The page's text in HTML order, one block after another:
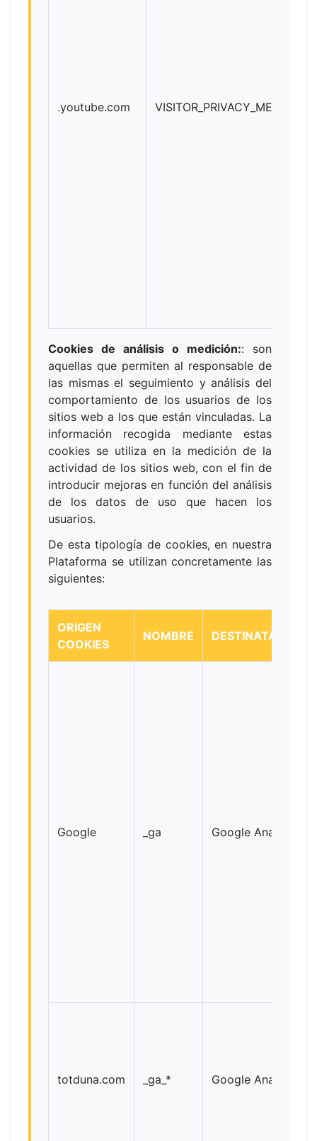
.youtube.com VISITOR_PRIVACY_METADATA
Cookies de análisis o medición:: son
aquellas que permiten al responsable de
las mismas el seguimiento y análisis del
comportamiento de los usuarios de los
sitios web a los que están vinculadas. La
información recogida mediante estas
cookies se utiliza en la medición de la
actividad de los sitios web, con el fin de
introducir mejoras en función del análisis
de los datos de uso que hacen los
usuarios.
De esta tipología de cookies, en nuestra
Plataforma se utilizan concretamente las
siguientes:
ORIGEN
COOKIES
NOMBRE DESTINATARIOS
Google _ga Google Analytics
totduna.com _ga_* Google Analytics